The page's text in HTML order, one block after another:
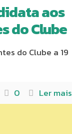
aos
do Clube
do Clube a 19
0 Ler mais